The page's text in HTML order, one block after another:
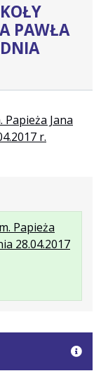
PAWŁA
Papieża Jana
r.
Papieża
28.04.2017